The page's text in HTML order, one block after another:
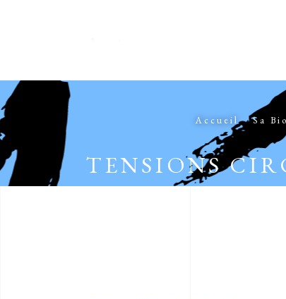
Accueil Sa
TENSIONS